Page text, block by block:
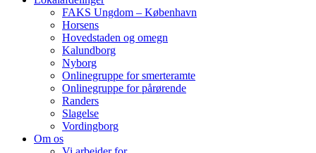
FAKS Ungdom – København
Horsens
Hovedstaden og omegn
Kalundborg
Nyborg
Onlinegruppe for smerteramte
Onlinegruppe for pårørende
Randers
Slagelse
Vordingborg
Om os